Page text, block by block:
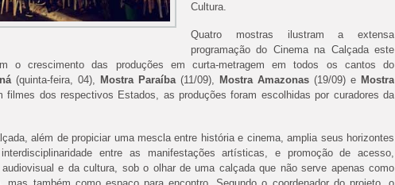
Cultura.
Quatro mostras ilustram a extensa
programação do Cinema na Calçadaeste
o crescimento das produções em curta-metragem em todos os cantos do
(quinta-feira, 04), Mostra Paraíba(11/09), Mostra Amazonas (19/09) e Mostra
filmes dos respectivos Estados, as produções foram escolhidas por curadores da
, além de propiciar uma mescla entre história e cinema, amplia seus horizontes
entre as manifestações artísticas, e promoção de acesso,
e da cultura, sob o olhar de uma calçadaque não serve apenas como